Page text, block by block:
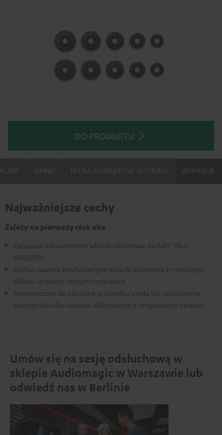
DO PRODUKTU
WSPARCIE
Najważniejsze cechy
Zalety na pierwszy rzut oka
Zapasowe lub wymienne wkładki silikonowe do AIRY TRUE
WIRELESS
Zestaw zawiera antybakteryjne wkładki wykonane z miękkiego
silikonu w trzech różnych rozmiarach
Przeznaczone do zakupu w przypadku utraty lub uszkodzenia
jednego lub kilku wkładek silikonowych z oryginalnego zestawu
Umów się na sesję odsłuchową w
sklepie Audiomagic w Warszawie lub
odwiedź nas w Berlinie